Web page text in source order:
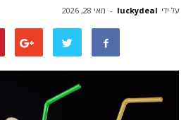
על ידי luckydeal
- מאי 28, 2026